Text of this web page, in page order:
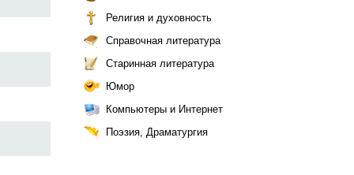
Религия и духовность
Справочная литература
Старинная литература
Юмор
Компьютеры и Интернет
Поэзия, Драматургия